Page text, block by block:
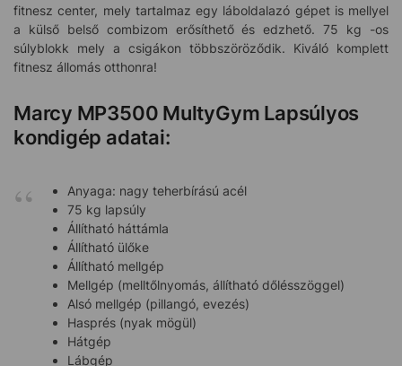
fitnesz center, mely tartalmaz egy láboldalazó gépet is mellyel
a külső belső combizom erősíthető és edzhető. 75 kg -os
súlyblokk mely a csigákon többszöröződik. Kiváló komplett
fitnesz állomás otthonra!
Marcy MP3500 MultyGym Lapsúlyos
kondigép adatai:
Anyaga: nagy teherbírású acél
75 kg lapsúly
Állítható háttámla
Állítható ülőke
Állítható mellgép
Mellgép (melltőlnyomás, állítható dőlésszöggel)
Alsó mellgép (pillangó, evezés)
Hasprés (nyak mögül)
Hátgép
Lábgép